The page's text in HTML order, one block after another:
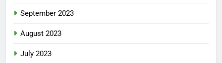
September 2023
August 2023
July 2023